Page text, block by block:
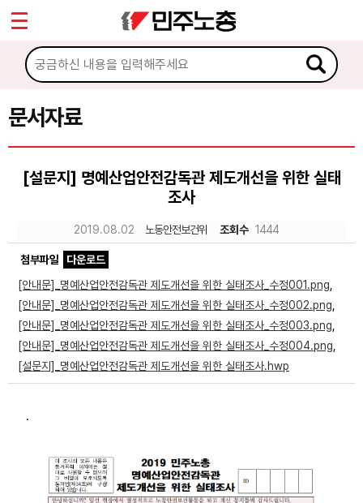
문서자료
[설문지] 명예산업안전감독관 제도개선을 위한 실태
조사
2019.08.02 노동안전보건위 조회수 1444
첨부파일
다운로드
[안내문]_명예산업안전감독관 제도개선을 위한 실태조사_수정001.png
[안내문]_명예산업안전감독관 제도개선을 위한 실태조사_수정002.png
[안내문]_명예산업안전감독관 제도개선을 위한 실태조사_수정003.png
[안내문]_명예산업안전감독관 제도개선을 위한 실태조사_수정004.png
[설문지]_명예산업안전감독관 제도개선을 위한 실태조사.hwp
.
마이페이지
소개
소식
문서자료
이미지자료
미디어자료
카드뉴스
부설기관
Sketchbook5, 스케치북5
Sketchbook5, 스케치북5